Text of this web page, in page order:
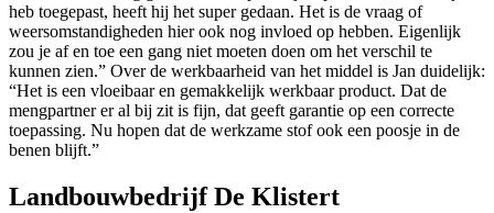
heb toegepast, heeft hij het super gedaan. Het is de vraag of
weersomstandigheden hier ook nog invloed op hebben. Eigenlijk
zou je af en toe een gang niet moeten doen om het verschil te
kunnen zien.” Over de werkbaarheid van het middel is Jan duidelijk:
“Het is een vloeibaar en gemakkelijk werkbaar product. Dat de
mengpartner er al bij zit is fijn, dat geeft garantie op een correcte
toepassing. Nu hopen dat de werkzame stof ook een poosje in de
benen blijft.”
Landbouwbedrijf De Klistert